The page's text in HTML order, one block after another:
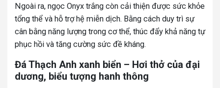
Ngoài ra, ngọc Onyx trắng còn cải thiện được sức khỏe
tổng thể và hỗ trợ hệ miễn dịch. Bằng cách duy trì sự
cân bằng năng lượng trong cơ thể, thúc đẩy khả năng tự
phục hồi và tăng cường sức đề kháng.
Đá Thạch Anh xanh biển – Hơi thở của đại
dương, biểu tượng hanh thông